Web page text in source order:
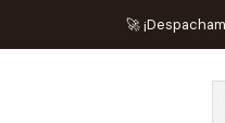
🚀 Inicio